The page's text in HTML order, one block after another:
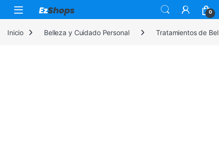
Saltar a la navegación
Saltar al contenido
0
Inicio Belleza y Cuidado Personal Tratamientos de